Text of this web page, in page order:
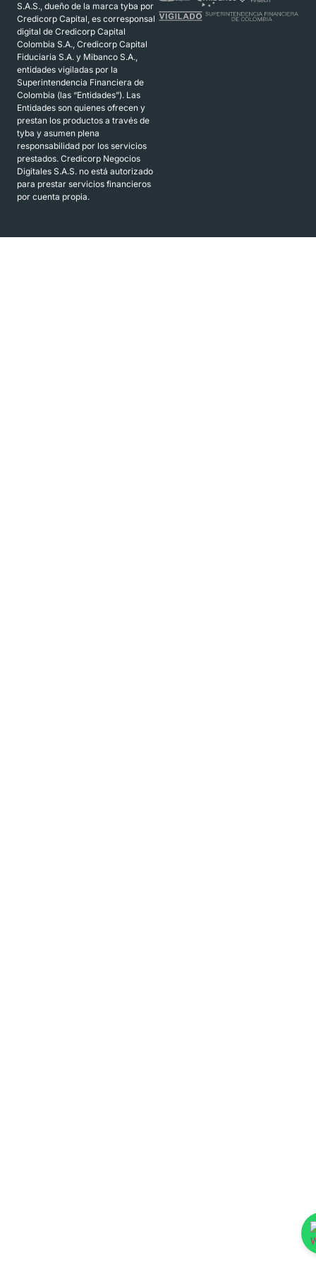
S.A.S., dueño de la marca tyba por
Credicorp Capital, es corresponsal
digital de Credicorp Capital
Colombia S.A., Credicorp Capital
Fiduciaria S.A. y Mibanco S.A.,
entidades vigiladas por la
Superintendencia Financiera de
Colombia (las “Entidades”). Las
Entidades son quienes ofrecen y
prestan los productos a través de
tyba y asumen plena
responsabilidad por los servicios
prestados. Credicorp Negocios
Digitales S.A.S. no está autorizado
para prestar servicios financieros
por cuenta propia.